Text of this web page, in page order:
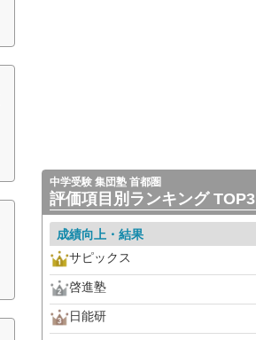
中学受験 集団塾 首都圏
評価項目別ランキング TOP3
成績向上・結果
サピックス
啓進塾
日能研